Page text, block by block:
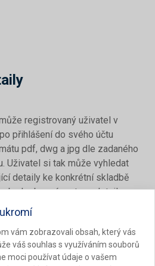
registrovaný uživatel v
přihlášení do svého účtu
pdf, dwg a jpg dle zadaného
Uživatel si tak může vyhledat
detaily ke konkrétní skladbě
k obecnému typu detailu
jako je např. vtok, okno apod.
skladbou uvedenou v
DEK lze také zobrazit ve
po kliknutí na tlačítko Detaily
vám zobrazovali obsah, který vás
váš souhlas s využíváním souborů
moci používat údaje o vašem